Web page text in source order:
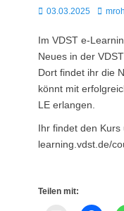
Posted
03.03.2025 Autor
Im VDST e-
Neues in der
Dort findet ihr die
könnt mit
LE erlangen.
Ihr findet den Kurs
learning.vdst.de/
Teilen mit: